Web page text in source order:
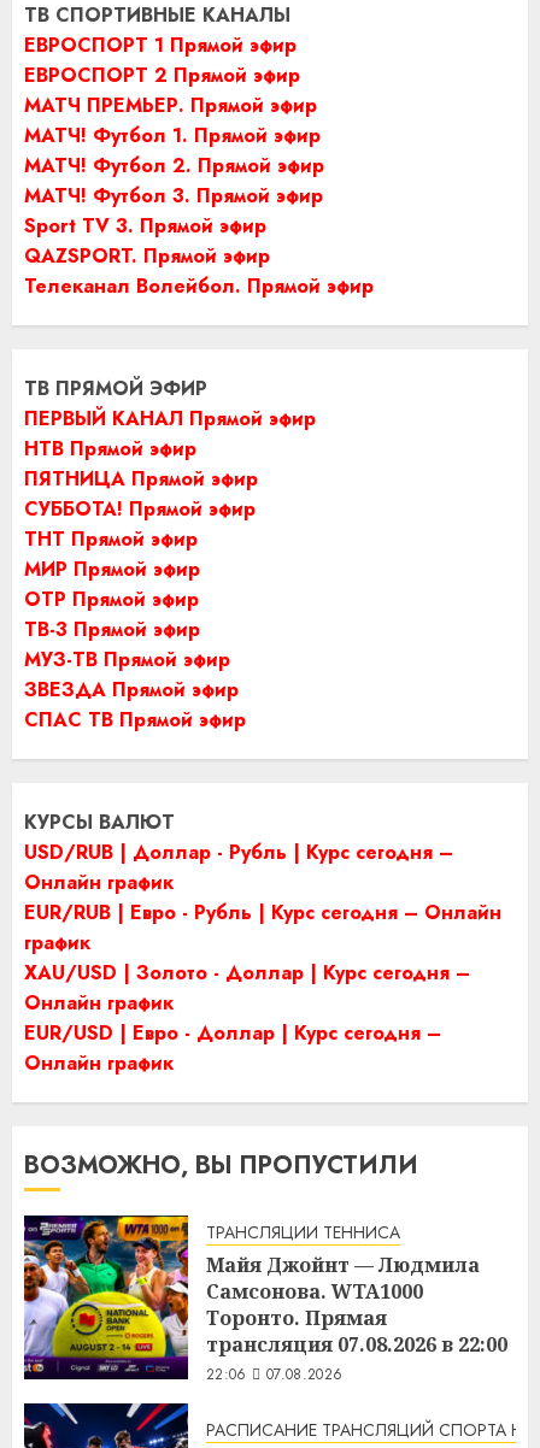
ТВ СПОРТИВНЫЕ КАНАЛЫ
ЕВРОСПОРТ 1 Прямой эфир
ЕВРОСПОРТ 2 Прямой эфир
МАТЧ ПРЕМЬЕР. Прямой эфир
МАТЧ! Футбол 1. Прямой эфир
МАТЧ! Футбол 2. Прямой эфир
МАТЧ! Футбол 3. Прямой эфир
Sport TV 3. Прямой эфир
QAZSPORT. Прямой эфир
Телеканал Волейбол. Прямой эфир
ТВ ПРЯМОЙ ЭФИР
ПЕРВЫЙ КАНАЛ Прямой эфир
НТВ Прямой эфир
ПЯТНИЦА Прямой эфир
СУББОТА! Прямой эфир
ТНТ Прямой эфир
МИР Прямой эфир
ОТР Прямой эфир
ТВ-3 Прямой эфир
МУЗ-ТВ Прямой эфир
ЗВЕЗДА Прямой эфир
СПАС ТВ Прямой эфир
КУРСЫ ВАЛЮТ
USD/RUB | Доллар - Рубль | Курс сегодня –
Онлайн график
EUR/RUB | Евро - Рубль | Курс сегодня – Онлайн
график
XAU/USD | Золото - Доллар | Курс сегодня –
Онлайн график
EUR/USD | Евро - Доллар | Курс сегодня –
Онлайн график
ВОЗМОЖНО, ВЫ ПРОПУСТИЛИ
ТРАНСЛЯЦИИ ТЕННИСА
Майя Джойнт — Людмила
Самсонова. WTA1000
Торонто. Прямая
трансляция 07.08.2026 в 22:00
22:06 07.08.2026
РАСПИСАНИЕ ТРАНСЛЯЦИЙ СПОРТА НА